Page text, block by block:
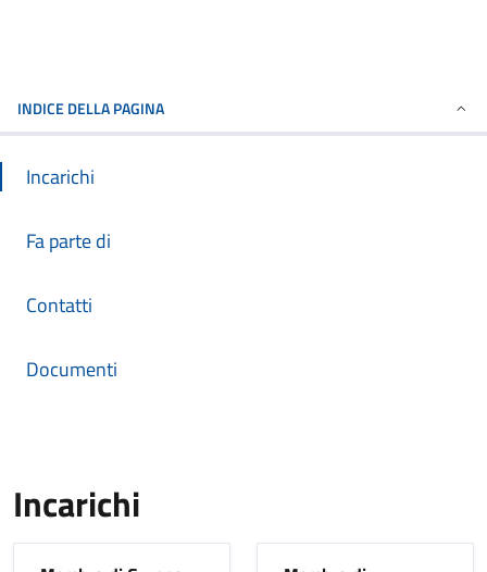
INDICE DELLA PAGINA
Incarichi
Fa parte di
Contatti
Documenti
Incarichi